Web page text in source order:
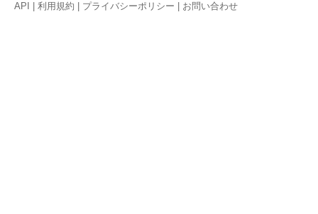
API 利用規約 プライバシーポリシー お問い合わせ